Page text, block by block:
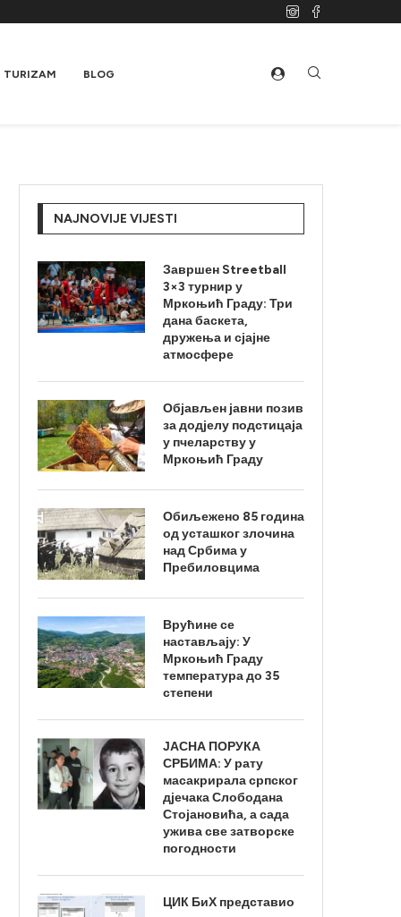
TURIZAM BLOG
NAJNOVIJE VIJESTI
Завршен Streetball
3×3 турнир у
Мркоњић Граду: Три
дана баскета,
дружења и сјајне
атмосфере
Објављен јавни позив
за додјелу подстицаја
у пчеларству у
Мркоњић Граду
Обиљежено 85 година
од усташког злочина
над Србима у
Пребиловцима
Врућине се
настављају: У
Мркоњић Граду
температура до 35
степени
ЈАСНА ПОРУКА
СРБИМА: У рату
масакрирала српског
дјечака Слободана
Стојановића, а сада
ужива све затворске
погодности
ЦИК БиХ представио